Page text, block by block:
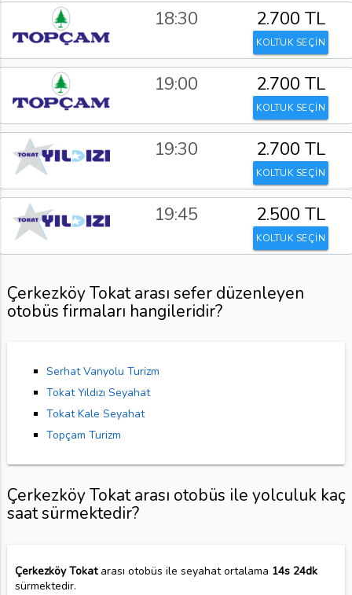
18:30 2.700 TL
KOLTUK SEÇİN
19:00 2.700 TL
KOLTUK SEÇİN
19:30 2.700 TL
KOLTUK SEÇİN
19:45 2.500 TL
KOLTUK SEÇİN
Çerkezköy Tokat arası sefer düzenleyen
otobüs firmaları hangileridir?
Serhat Vanyolu Turizm
Tokat Yıldızı Seyahat
Tokat Kale Seyahat
Topçam Turizm
Çerkezköy Tokat arası otobüs ile yolculuk kaç
saat sürmektedir?
Çerkezköy Tokatarası otobüs ile seyahat ortalama 14s 24dk
sürmektedir.